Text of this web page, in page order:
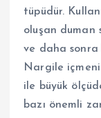
tüpüdür.
oluşan duman
ve daha sonra
Nargile
ile büyük
bazı önemli